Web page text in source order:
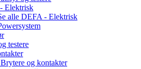
Elektrisk
alle DEFA - Elektrisk
testere
Brytere og kontakter